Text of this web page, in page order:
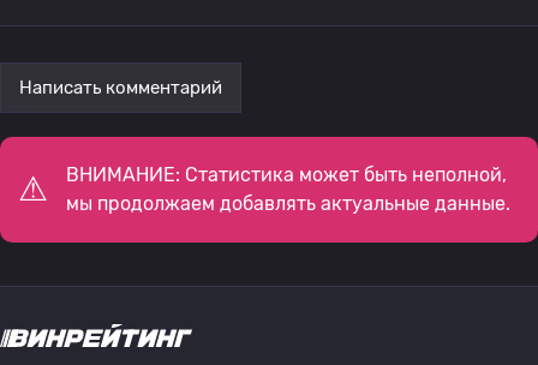
Написать комментарий
ВНИМАНИЕ: Статистика может быть неполной,
мы продолжаем добавлять актуальные данные.